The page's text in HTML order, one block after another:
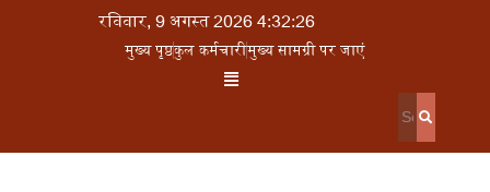
रविवार, 9 अगस्त 2026 4:32:26
मुख्य पृष्ठकुल कर्मचारीमुख्य सामग्री पर जाएं